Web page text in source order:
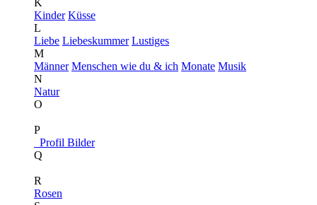
K
Kinder Küsse
L
Liebe Liebeskummer Lustiges
M
Männer Menschen wie du & ich Monate Musik
N
Natur
O
P
Profil Bilder
Q
R
Rosen